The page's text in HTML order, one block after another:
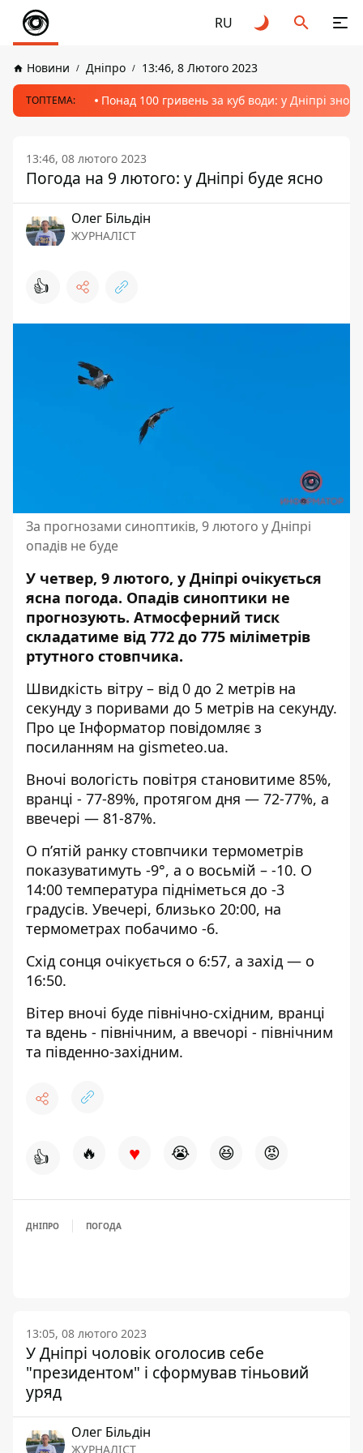
RU
Новини Дніпро 13:46, 8 Лютого 2023
ТОПТЕМА: Понад 100 гривень за куб води: у Дніпрі
13:46, 08 лютого 2023
Погода на 9 лютого: у Дніпрі буде ясно
Олег Більдін
ЖУРНАЛІСТ
👍
За прогнозами синоптиків, 9 лютого у Дніпрі
опадів не буде
У четвер, 9 лютого, у Дніпрі очікується
ясна погода. Опадів синоптики не
прогнозують. Атмосферний тиск
складатиме від 772 до 775 міліметрів
ртутного стовпчика.
Швидкість вітру – від 0 до 2 метрів на
секунду з поривами до 5 метрів на секунду.
Про це Інформатор повідомляє з
посиланням на gismeteo.ua.
Вночі вологість повітря становитиме 85%,
вранці - 77-89%, протягом дня — 72-77%, а
ввечері — 81-87%.
О п’ятій ранку стовпчики термометрів
показуватимуть -9°, а о восьмій – -10. О
14:00 температура підніметься до -3
градусів. Увечері, близько 20:00, на
термометрах побачимо -6.
Схід сонця очікується о 6:57, а захід — о
16:50.
Вітер вночі буде північно-східним, вранці
та вдень - північним, а ввечорі - північним
та південно-західним.
👍 🔥 ♥ 😭 😆 😡
ДНІПРО ПОГОДА
13:05, 08 лютого 2023
У Дніпрі чоловік оголосив себе
"президентом" і сформував тіньовий
уряд
Олег Більдін
ЖУРНАЛІСТ